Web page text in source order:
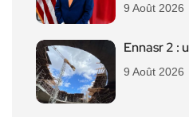
9 Août 2026
Ennasr 2 :
9 Août 2026